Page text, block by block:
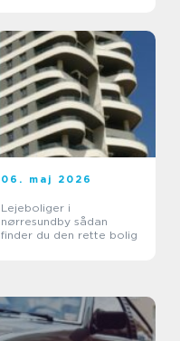
06. maj 2026
Lejeboliger i
nørresundby sådan
finder du den rette bolig